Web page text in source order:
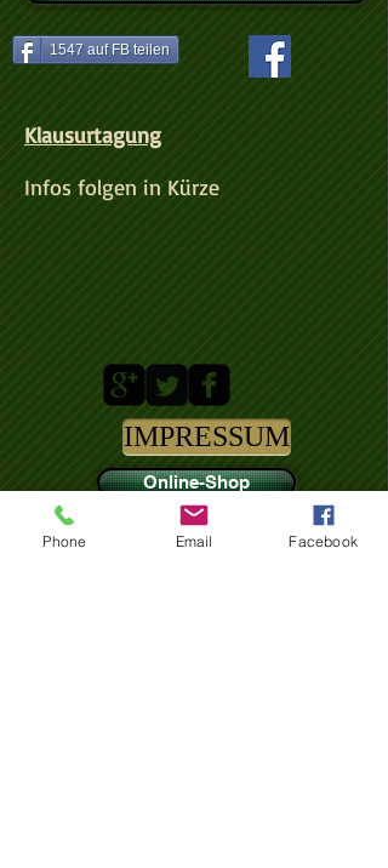
1547 auf FB teilen
Klausurtagung
Infos folgen in Kürze
IMPRESSUM
Online-Shop
© 2014 Sankt Sebastianus
Phone Email Facebook